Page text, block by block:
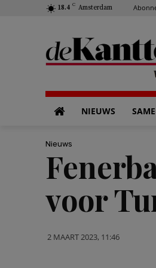
18.4 C Amsterdam
NIEUWS
Nieuws
voor
2 MAART 2023, 11:46